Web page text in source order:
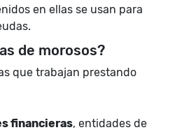
en ellas se usan para
de morosos?
que trabajan prestando
financieras, entidades de